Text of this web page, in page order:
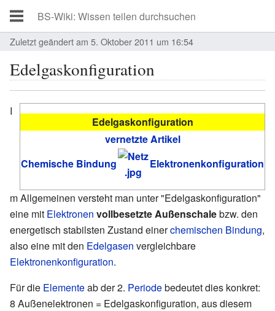
Zuletzt geändert am 5. Oktober 2011 um 16:54
Edelgaskonfiguration
Edelgaskonfiguration
vernetzte Artikel
Chemische Bindung
Elektronenkonfiguration
I
m Allgemeinen versteht man unter "Edelgaskonfiguration"
eine mit Elektronen vollbesetzte Außenschalebzw. den
energetisch stabilsten Zustand einerchemischen Bindung,
also eine mit den Edelgasen vergleichbare
Elektronenkonfiguration.
Für die Elementeab der 2. Periodebedeutet dies konkret:
8 Außenelektronen = Edelgaskonfiguration, aus diesem